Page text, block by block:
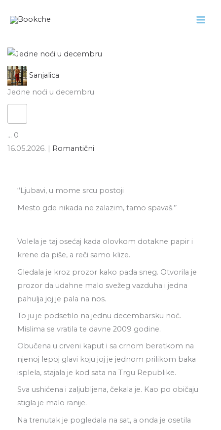
Sanjalica
Jedne noći u decembru
... 0
16.05.2026. | Romantični
‘’Ljubavi, u mome srcu postoji
Mesto gde nikada ne zalazim, tamo spavaš.’’
Volela je taj osećaj kada olovkom dotakne papir i
krene da piše, a reči samo klize.
Gledala je kroz prozor kako pada sneg. Otvorila je
prozor da udahne malo svežeg vazduha i jedna
pahulja joj je pala na nos.
To ju je podsetilo na jednu decembarsku noć.
Mislima se vratila te davne 2009 godine.
Obučena u crveni kaput i sa crnom beretkom na
njenoj lepoj glavi koju joj je jednom prilikom baka
isplela, stajala je kod sata na Trgu Republike.
Sva ushićena i zaljubljena, čekala je. Kao po običaju
stigla je malo ranije.
Na trenutak je pogledala na sat, a onda je osetila